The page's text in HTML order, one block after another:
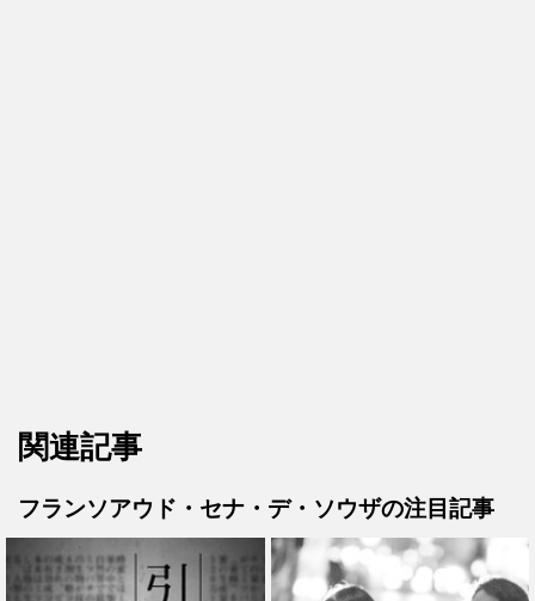
関連記事
フランソアウド・セナ・デ・ソウザの注目記事